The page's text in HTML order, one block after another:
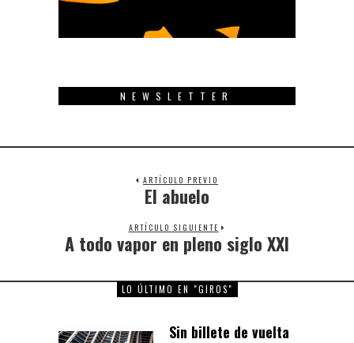
NEWSLETTER
ARTÍCULO PREVIO
Previous
El abuelo
ARTÍCULO SIGUIENTE
Next
post:
A todo vapor en pleno siglo XXI
LO ÚLTIMO EN "GIROS"
Sin billete de vuelta